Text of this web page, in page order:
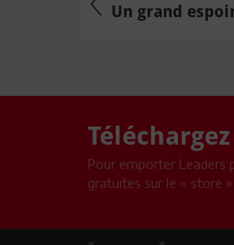
Un grand
Pour emporter Leaders
gratuites sur le « store